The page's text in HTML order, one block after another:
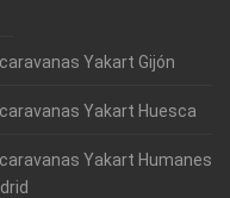
Yakart Gijón
Yakart Huesca
Yakart Humanes